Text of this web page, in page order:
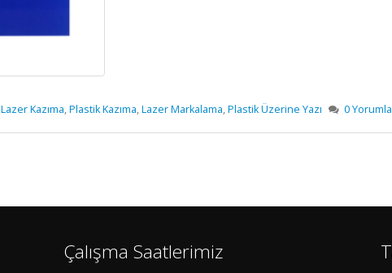
Lazer Kazıma,Plastik Kazıma,Lazer Markalama,Plastik Üzerine Yazı
0
Çalışma Saatlerimiz